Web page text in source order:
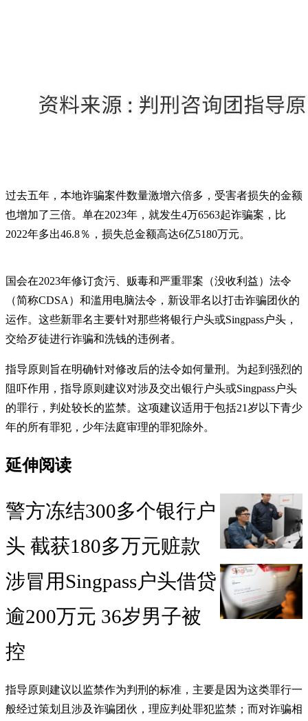
过去五年，本地诈骗案件数量激增六倍多，受害者损失的金额
也增加了三倍。单在2023年，就发生4万6563起诈骗案，比
2022年多出46.8％，损失总金额高达6亿5180万元。
国会在2023年修订贪污、贩毒和严重罪案（没收利益）法令
（简称CDSA）和滥用电脑法令，新设罪名以打击诈骗团伙的
运作。这些新罪名主要针对那些将银行户头或Singpass户头，
交给歹徒进行诈骗和洗钱的违例者。
指导原则旨在明确针对修改后的法令如何量刑。为起到强烈的
阻吓作用，指导原则建议对涉及交出银行户头或Singpass户头
的罪行，判处较长的监禁。这项建议适用于包括21岁以下青少
年的所有罪犯，少年法庭审理的罪犯除外。
延伸阅读
警方冻结300多个银行户
头 截获180多万元赃款
涉冒用Singpass户头借贷
逾200万元 36岁男子被
控
指导原则建议以监禁作为判刑的标准，主要是因为这类罪行一
般经过策划且涉及诈骗团伙，理应判处罪犯监禁；而对诈骗相